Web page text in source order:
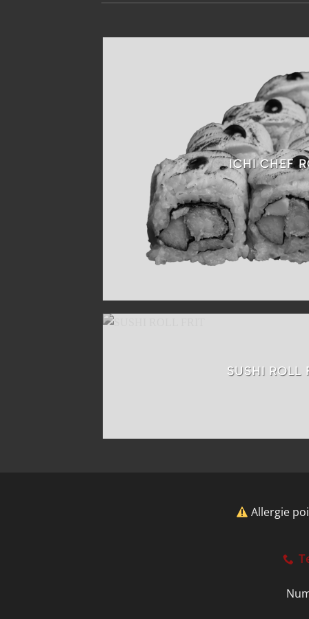
ICHI CHEF
SUSHI ROLL
Allergie